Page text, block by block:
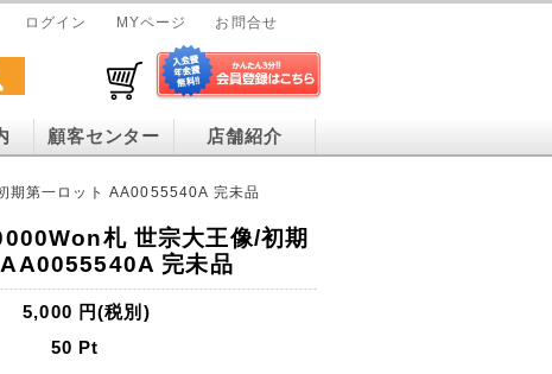
ログイン MYページ お問合せ
顧客センター 店舗紹介
期第一ロット AA0055540A 完未品
札 世宗大王像/初期
完未品
5,000 円(税別)
50 Pt